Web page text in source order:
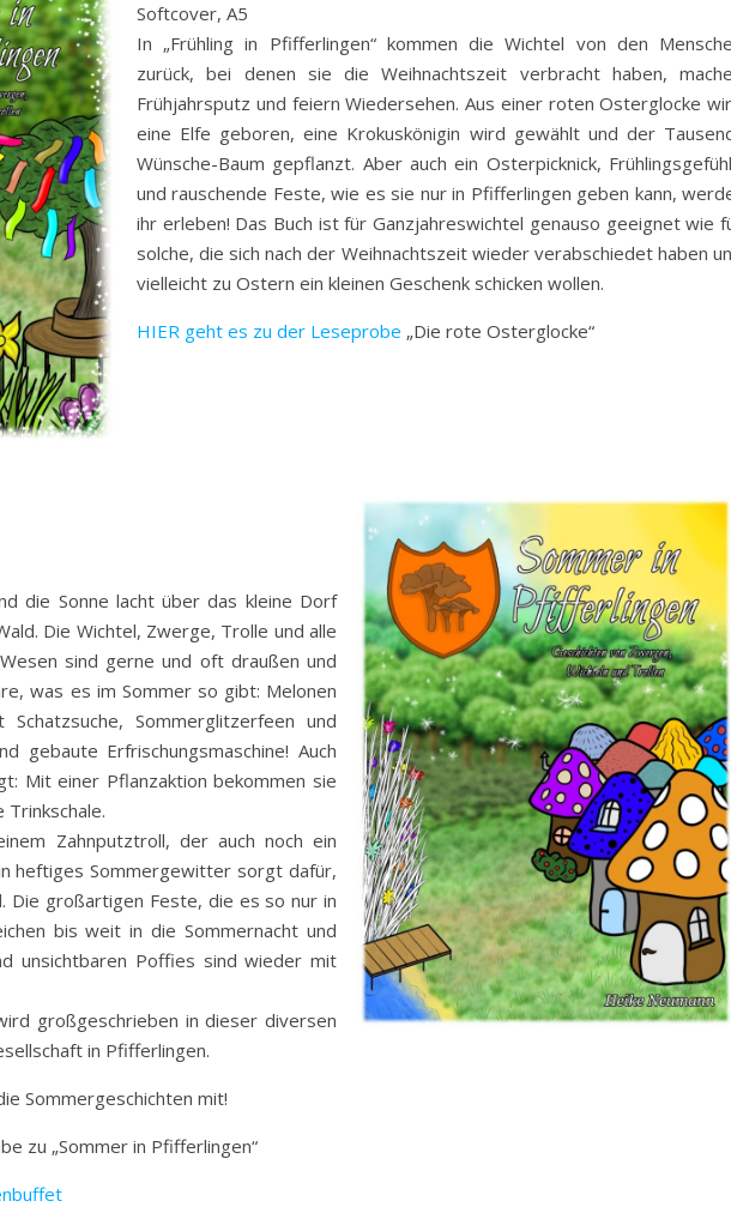
Softcover, A5
In „Frühling in Pfifferlingen“ kommen die Wichtel von den
zurück, bei denen sie die Weihnachtszeit verbracht haben,
Frühjahrsputz und feiern Wiedersehen. Aus einer roten Osterglocke
eine Elfe geboren, eine Krokuskönigin wird gewählt und der
Wünsche-Baum gepflanzt. Aber auch ein Osterpicknick,
und rauschende Feste, wie es sie nur in Pfifferlingen geben kann,
ihr erleben! Das Buch ist für Ganzjahreswichtel genauso geeignet wie
solche, die sich nach der Weihnachtszeit wieder verabschiedet haben
vielleicht zu Ostern ein kleinen Geschenk schicken wollen.
HIER geht es zu der Leseprobe „Die rote Osterglocke“
die Sonne lacht über das kleine Dorf
Die Wichtel, Zwerge, Trolle und alle
sind gerne und oft draußen und
was es im Sommer so gibt: Melonen
Sommerglitzerfeen und
gebaute Erfrischungsmaschine! Auch
Mit einer Pflanzaktion bekommen sie
Trinkschale.
Zahnputztroll, der auch noch ein
heftiges Sommergewitter sorgt dafür,
Die großartigen Feste, die es so nur in
bis weit in die Sommernacht und
unsichtbaren Poffies sind wieder mit
großgeschrieben in dieser diversen
in Pfifferlingen.
Sommergeschichten mit!
zu „Sommer in Pfifferlingen“